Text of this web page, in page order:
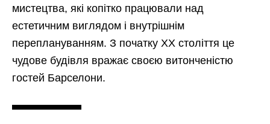
мистецтва, які копітко працювали над
естетичним виглядом і внутрішнім
переплануванням. З початку XX століття це
чудове будівля вражає своєю витонченістю
гостей Барселони.